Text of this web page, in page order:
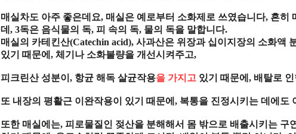
매실차도 아주 좋은데요, 매실은 예로부터 소화제로 쓰였습니다, 흔히
데 , 3독은 음식물의 독, 피 속의 독, 물의 독을 말합니다.
매실의 카테킨산(Catechin acid), 사과산은 위장과 십이지장의 소화액
있기 때문에 , 체기나 소화불량을 개선시켜주고,
피크린산 성분이 , 항균 해독 살균작용을 가지고 있기 때문에 , 배탈로
또 내장의 평활근 이완작용이 있기 때문에 , 복통을 진정시키는 데에도
또한 매실에는, 피로물질인 젖산을 분해해서 몸 밖으로 배출시키는 구